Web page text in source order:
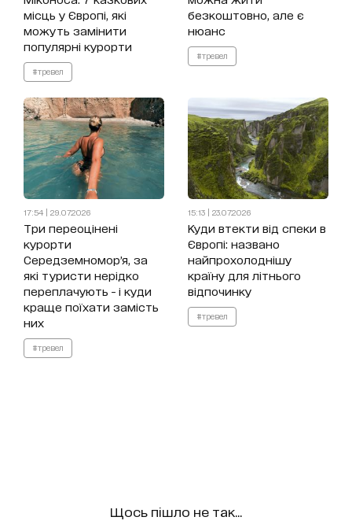
місць у Європі, які
можуть замінити
популярні курорти
#тревел
безкоштовно, але є
нюанс
#тревел
17:54 | 29.07.2026
Три переоцінені
курорти
Середземномор’я, за
які туристи нерідко
переплачують - і куди
краще поїхати замість
них
#тревел
15:13 | 23.07.2026
Куди втекти від спеки в
Європі: названо
найпрохолоднішу
країну для літнього
відпочинку
#тревел
Щось пішло не так...